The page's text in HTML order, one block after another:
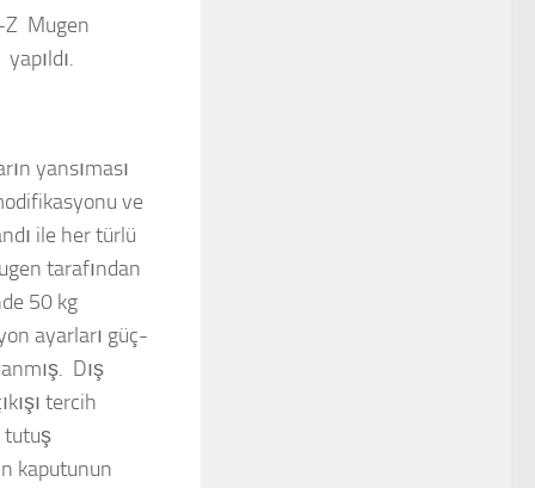
Z Mugen
yansıması
ve
ile her türlü
tarafından
50 kg
ayarları güç-
Dış
tercih
tutuş
kaputunun